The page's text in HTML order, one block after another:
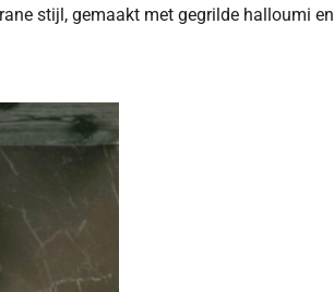
stijl, gemaakt met gegrilde halloumi